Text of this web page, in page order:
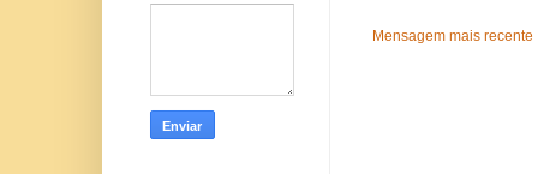
Mensagem mais recente